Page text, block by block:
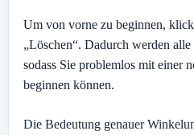
Um von vorne zu beginnen,
„Löschen“. Dadurch werden
sodass Sie problemlos mit einer
beginnen können.
Die Bedeutung genauer